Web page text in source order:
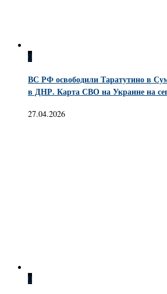
0
ВС РФ освободили Таратутино в
в ДНР. Карта СВО на Украине на
27.04.2026
0